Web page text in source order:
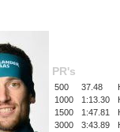
PR's
500 37.48
1000
1:13.30
1500
1:47.81
3000
3:43.89